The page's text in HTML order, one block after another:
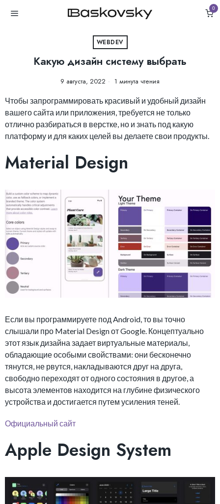
0
WEBDEV
Какую дизайн систему выбрать
9 августа, 2022 1 минута чтения
Чтобы запрограммировать красивый и удобный дизайн
вашего сайта или приложения, требуется не только
отлично разбираться в верстке, но и знать под какую
платформу и для каких целей вы делаете свои продукты.
Material Design
Если вы программируете под Android, то вы точно
слышали про Material Design от Google. Концептуально
этот язык дизайна задает виртуальные материалы,
обладающие особыми свойствами: они бесконечно
тянутся, не рвутся, накладываются друг на друга,
свободно переходят от одного состояния в другое, а
высота элементов находится на глубине физического
устройства и достигается путем усиления теней.
Официальный сайт
Apple Design System